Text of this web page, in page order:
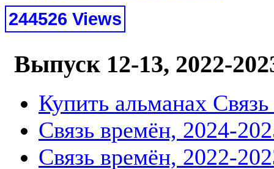
244526 Views
Выпуск 12-13, 2022-
Купить альманах
Связь времён, 2024-
Связь времён, 2022-